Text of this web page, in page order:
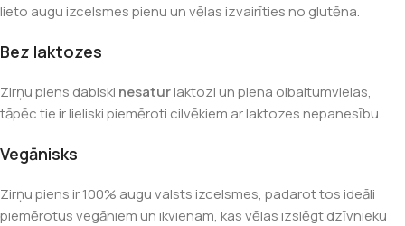
lieto augu izcelsmes pienu un vēlas izvairīties no glutēna.
Bez laktozes
Zirņu piens dabiski nesaturlaktozi un piena olbaltumvielas,
tāpēc tie ir lieliski piemēroti cilvēkiem ar laktozes nepanesību.
Vegānisks
Zirņu piens ir 100% augu valsts izcelsmes, padarot tos ideāli
piemērotus vegāniem un ikvienam, kas vēlas izslēgt dzīvnieku